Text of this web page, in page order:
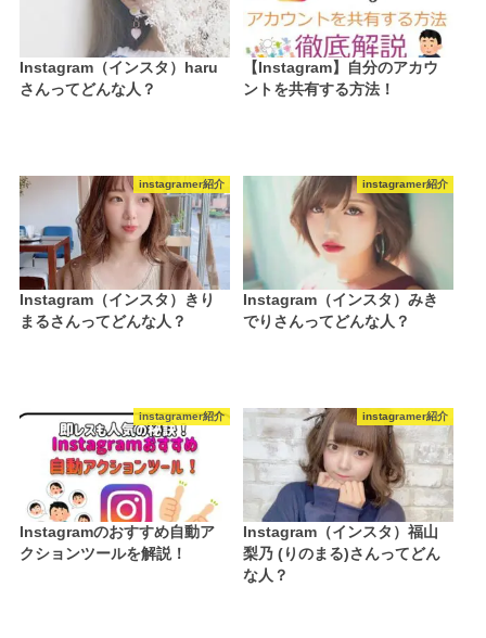
Instagram（インスタ）haru
さんってどんな人？
【Instagram】自分のアカウ
ントを共有する方法！
instagramer紹介
Instagram（インスタ）きり
まるさんってどんな人？
instagramer紹介
Instagram（インスタ）みき
でりさんってどんな人？
instagramer紹介
Instagramのおすすめ自動ア
クションツールを解説！
instagramer紹介
Instagram（インスタ）福山
梨乃 (りのまる)さんってどん
な人？